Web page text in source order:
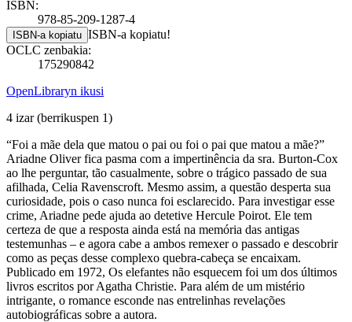
ISBN:
978-85-209-1287-4
ISBN-a kopiatu ISBN-a kopiatu!
OCLC zenbakia:
175290842
OpenLibraryn ikusi
4 izar(berrikuspen 1)
“Foi a mãe dela que matou o pai ou foi o pai que matou a mãe?”
Ariadne Oliver fica pasma com a impertinência da sra. Burton-Cox
ao lhe perguntar, tão casualmente, sobre o trágico passado de sua
afilhada, Celia Ravenscroft. Mesmo assim, a questão desperta sua
curiosidade, pois o caso nunca foi esclarecido. Para investigar esse
crime, Ariadne pede ajuda ao detetive Hercule Poirot. Ele tem
certeza de que a resposta ainda está na memória das antigas
testemunhas – e agora cabe a ambos remexer o passado e descobrir
como as peças desse complexo quebra-cabeça se encaixam.
Publicado em 1972, Os elefantes não esquecem foi um dos últimos
livros escritos por Agatha Christie. Para além de um mistério
intrigante, o romance esconde nas entrelinhas revelações
autobiográficas sobre a autora.